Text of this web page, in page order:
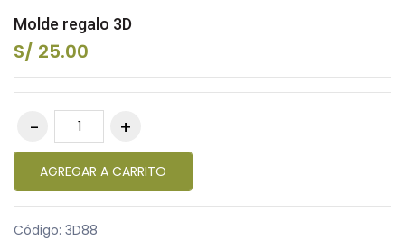
Molde regalo 3D
S/ 25.00
AGREGAR A CARRITO
Código: 3D88